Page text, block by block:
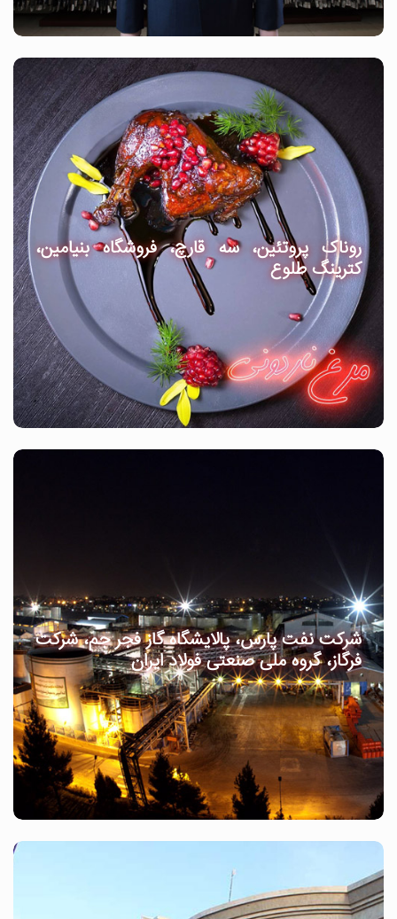
روناک پروتئین، سه قارچ، فروشگاه بنیامین،
کترینگ طلوع
شرکت نفت پارس، پالایشگاه گاز فجر جم، شرکت
فرگاز، گروه ملی صنعتی فولاد ایران